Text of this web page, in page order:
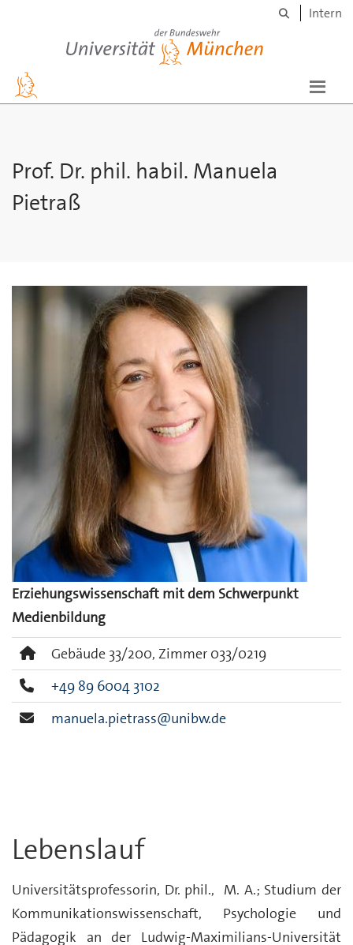
Universität der Bundeswehr München
Intern
Prof. Dr. phil. habil. Manuela
Pietraß
Erziehungswissenschaft mit dem Schwerpunkt
Medienbildung
Gebäude 33/200, Zimmer 033/0219
+49 89 6004 3102
manuela.pietrass@unibw.de
Lebenslauf
Universitätsprofessorin, Dr. phil., M. A.; Studium der
Kommunikationswissenschaft, Psychologie und
Pädagogik an der Ludwig-Maximilians-Universität